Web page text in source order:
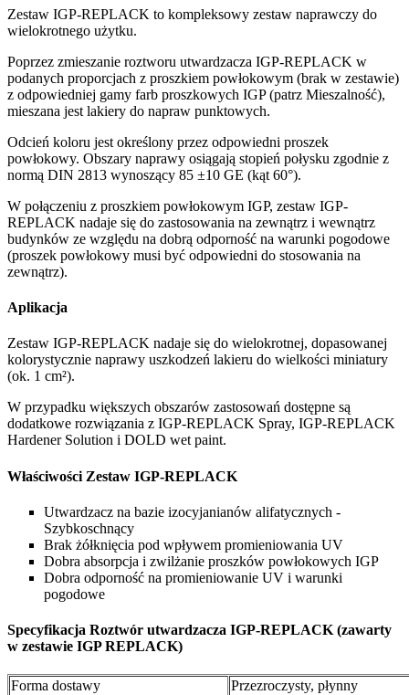
Zestaw IGP-REPLACK to kompleksowy zestaw naprawczy do
wielokrotnego użytku.
Poprzez zmieszanie roztworu utwardzacza IGP-REPLACK w
podanych proporcjach z proszkiem powłokowym (brak w zestawie)
z odpowiedniej gamy farb proszkowych IGP (patrz Mieszalność),
mieszana jest lakiery do napraw punktowych.
Odcień koloru jest określony przez odpowiedni proszek
powłokowy. Obszary naprawy osiągają stopień połysku zgodnie z
normą DIN 2813 wynoszący 85 ±10 GE (kąt 60°).
W połączeniu z proszkiem powłokowym IGP, zestaw IGP-
REPLACK nadaje się do zastosowania na zewnątrz i wewnątrz
budynków ze względu na dobrą odporność na warunki pogodowe
(proszek powłokowy musi być odpowiedni do stosowania na
zewnątrz).
Aplikacja
Zestaw IGP-REPLACK nadaje się do wielokrotnej, dopasowanej
kolorystycznie naprawy uszkodzeń lakieru do wielkości miniatury
(ok. 1 cm²).
W przypadku większych obszarów zastosowań dostępne są
dodatkowe rozwiązania z IGP-REPLACK Spray, IGP-REPLACK
Hardener Solution i DOLD wet paint.
Właściwości Zestaw IGP-REPLACK
Utwardzacz na bazie izocyjanianów alifatycznych -
Szybkoschnący
Brak żółknięcia pod wpływem promieniowania UV
Dobra absorpcja i zwilżanie proszków powłokowych IGP
Dobra odporność na promieniowanie UV i warunki
pogodowe
Specyfikacja Roztwór utwardzacza IGP-REPLACK (zawarty
w zestawie IGP REPLACK)
Forma dostawy
Przezroczysty, płynny